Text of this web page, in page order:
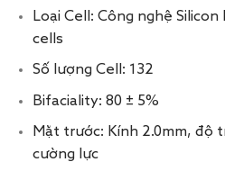
Loại Cell: Công nghệ
cells
Số lượng Cell: 132
Bifaciality: 80 ± 5%
Mặt trước: Kính 2.0mm, độ
cường lực